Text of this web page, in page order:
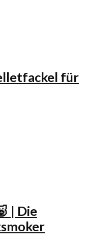
für
| Die